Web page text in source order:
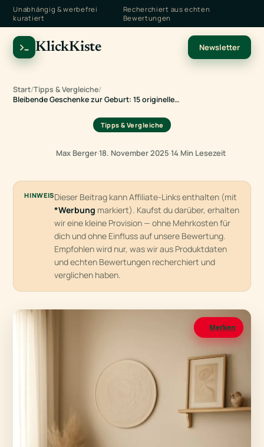
Unabhängig & werbefrei
kuratiert
Recherchiert aus echten
Bewertungen
KlickKiste Newsletter
Start/Tipps & Vergleiche/
Bleibende Geschenke zur Geburt: 15 originelle…
Tipps & Vergleiche
Max Berger·18. November 2025·14 Min Lesezeit
HINWEISDieser Beitrag kann Affiliate-Links enthalten (mit
*Werbung markiert). Kaufst du darüber, erhalten
wir eine kleine Provision — ohne Mehrkosten für
dich und ohne Einfluss auf unsere Bewertung.
Empfohlen wird nur, was wir aus Produktdaten
und echten Bewertungen recherchiert und
verglichen haben.
Merken